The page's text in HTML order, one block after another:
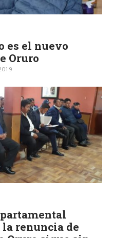
es el nuevo
Oruro
renuncia de